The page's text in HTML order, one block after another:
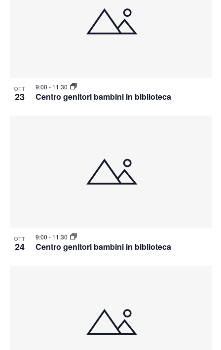
OTT
23 Centro genitori bambini in biblioteca
9:00 - 11:30
OTT
24 Centro genitori bambini in biblioteca
9:00 - 11:30